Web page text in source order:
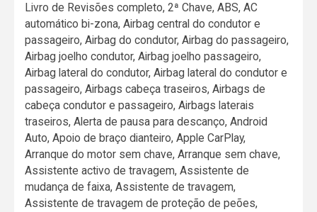
Livro de Revisões completo, 2ª Chave, ABS, AC
automático bi-zona, Airbag central do condutor e
passageiro, Airbag do condutor, Airbag do passageiro,
Airbag joelho condutor, Airbag joelho passageiro,
Airbag lateral do condutor, Airbag lateral do condutor e
passageiro, Airbags cabeça traseiros, Airbags de
cabeça condutor e passageiro, Airbags laterais
traseiros, Alerta de pausa para descanço, Android
Auto, Apoio de braço dianteiro, Apple CarPlay,
Arranque do motor sem chave, Arranque sem chave,
Assistente activo de travagem, Assistente de
mudança de faixa, Assistente de travagem,
Assistente de travagem de proteção de peões,